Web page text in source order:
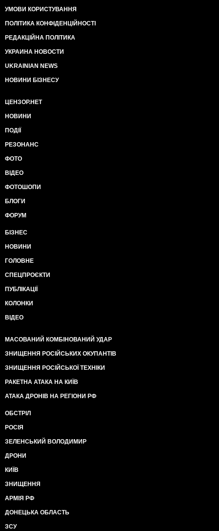
УМОВИ КОРИСТУВАННЯ
ПОЛІТИКА КОНФІДЕНЦІЙНОСТІ
РЕДАКЦІЙНА ПОЛІТИКА
УКРАИНА НОВОСТИ
UKRAINIAN NEWS
НОВИНИ БІЗНЕСУ
ЦЕНЗОР.НЕТ
НОВИНИ
ПОДІЇ
РЕЗОНАНС
ФОТО
ВІДЕО
ФОТОШОПИ
БЛОГИ
ФОРУМ
БІЗНЕС
НОВИНИ
ГОЛОВНЕ
СПЕЦПРОЄКТИ
ПУБЛІКАЦІЇ
КОЛОНКИ
ВІДЕО
МАСОВАНИЙ КОМБІНОВАНИЙ УДАР
ЗНИЩЕННЯ РОСІЙСЬКИХ ОКУПАНТІВ
ЗНИЩЕННЯ РОСІЙСЬКОЇ ТЕХНІКИ
РАКЕТНА АТАКА НА КИЇВ
АТАКА ДРОНІВ НА РЕГІОНИ РФ
ОБСТРІЛ
РОСІЯ
ЗЕЛЕНСЬКИЙ ВОЛОДИМИР
ДРОНИ
КИЇВ
ЗНИЩЕННЯ
АРМІЯ РФ
ДОНЕЦЬКА ОБЛАСТЬ
ЗСУ